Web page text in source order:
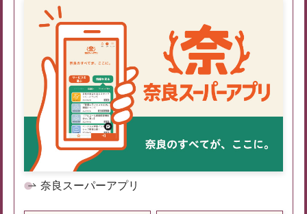
奈良スーパーアプリ